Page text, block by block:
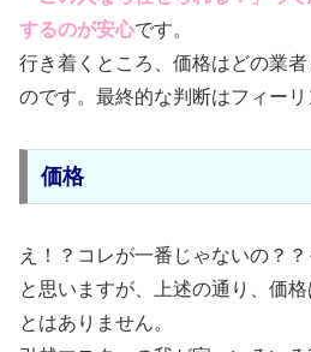
するのが安心です。
行き着くところ、価格はどの業
のです。最終的な判断はフィーリ
価格
え！？コレが一番じゃないの？
と思いますが、上述の通り、価
とはありません。